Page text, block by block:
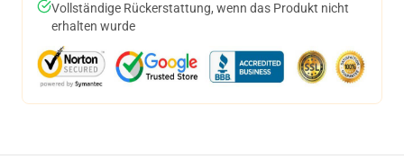
Vollständige Rückerstattung, wenn das Produkt nicht
erhalten wurde